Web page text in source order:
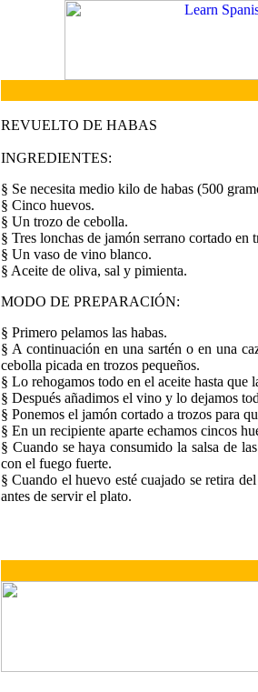
REVUELTO DE HABAS
INGREDIENTES:
§ Se necesita medio kilo de habas (500
§ Cinco huevos.
§ Un trozo de cebolla.
§ Tres lonchas de jamón serrano cortado en
§ Un vaso de vino blanco.
§ Aceite de oliva, sal y pimienta.
MODO DE PREPARACIÓN:
§ Primero pelamos las habas.
§ A continuación en una sartén o en una
cebolla picada en trozos pequeños.
§ Lo rehogamos todo en el aceite hasta que
§ Después añadimos el vino y lo dejamos
§ Ponemos el jamón cortado a trozos para
§ En un recipiente aparte echamos cincos
§ Cuando se haya consumido la salsa de
con el fuego fuerte.
§ Cuando el huevo esté cuajado se retira
antes de servir el plato.